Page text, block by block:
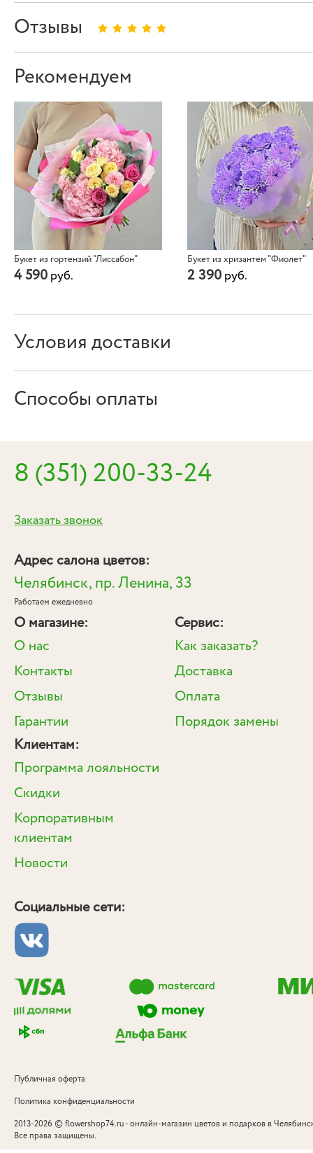
Отзывы
Рекомендуем
Букет из гортензий "Лиссабон"
4 590 руб.
Букет из хризантем "Фиолет"
2 390 руб.
Условия доставки
Способы оплаты
8 (351) 200-33-24
Заказать звонок
Адрес салона цветов:
Челябинск, пр. Ленина, 33
Работаем ежедневно
О магазине:
О нас
Контакты
Отзывы
Гарантии
Сервис:
Как заказать?
Доставка
Оплата
Порядок замены
Клиентам:
Программа лояльности
Скидки
Корпоративным
клиентам
Новости
Социальные сети:
Публичная оферта
Политика конфиденциальности
2013-2026 © flowershop74.ru - онлайн-магазин цветов и подарков в
Все права защищены.